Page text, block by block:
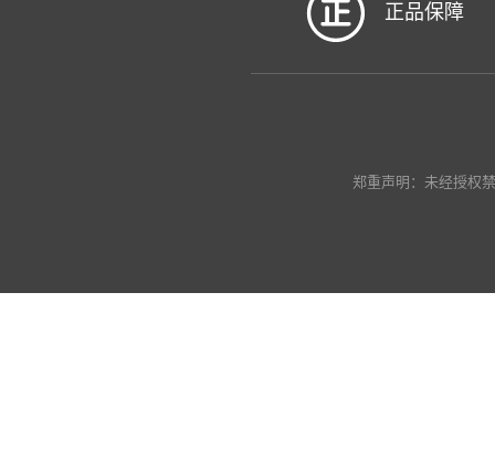
正品保障
郑重声明：未经授权